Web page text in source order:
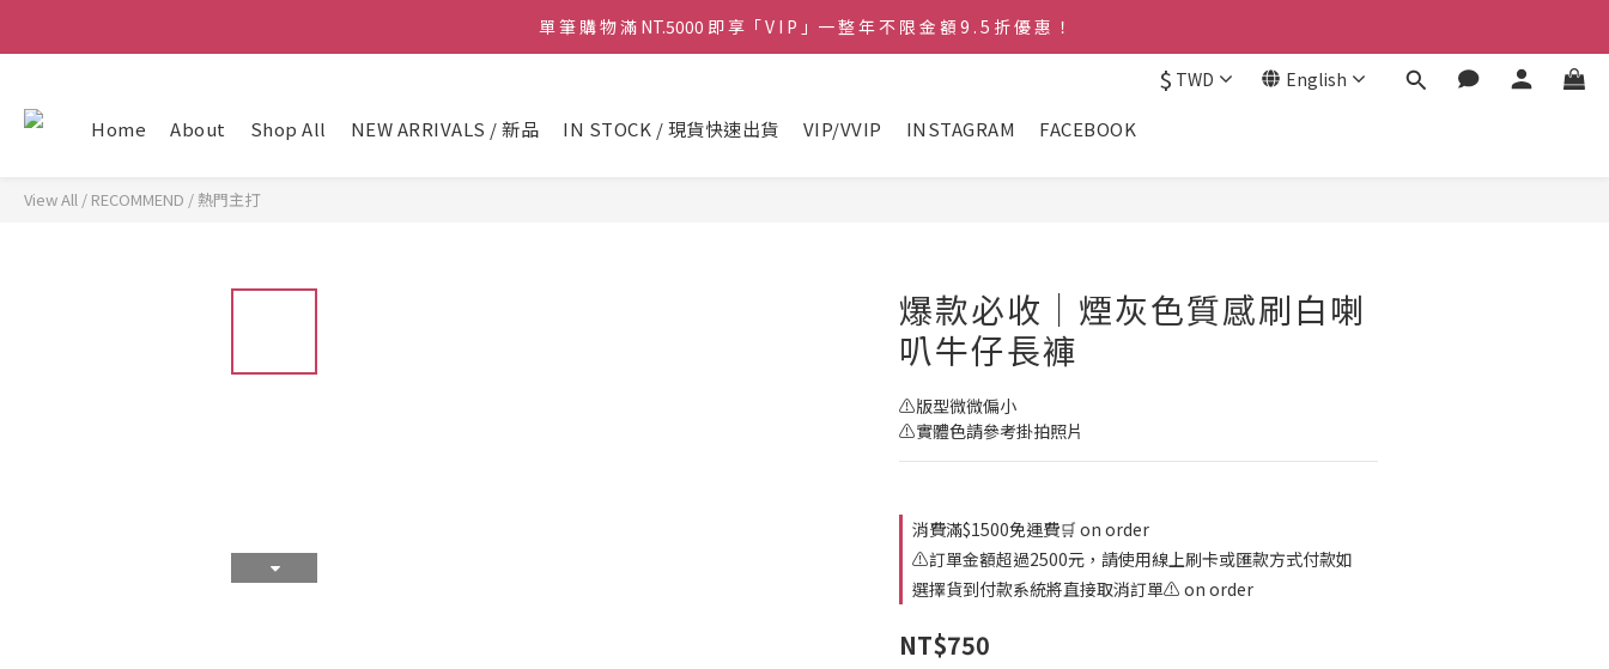
♡ 官 網 訂 單 滿 NT.1500 即 享 免 運 費 🚚💨 ♡
單 筆 購 物 滿 NT.5000 即 享「 V I P 」一 整 年 不 限 金 額 9 . 5 折 優 惠 ！
$ TWD English
Home About Shop All NEW ARRIVALS / 新品 IN STOCK / 現貨快速出貨 VIP/VVIP INSTAGRAM FACEBOOK
View All / RECOMMEND / 熱門主打
爆款必收｜煙灰色質感刷白喇
叭牛仔長褲
⚠️版型微微偏小
⚠️實體色請參考掛拍照片
消費滿$1500免運費🛒 on order
⚠️訂單金額超過2500元，請使用線上刷卡或匯款方式付款如
選擇貨到付款系統將直接取消訂單⚠️ on order
NT$750